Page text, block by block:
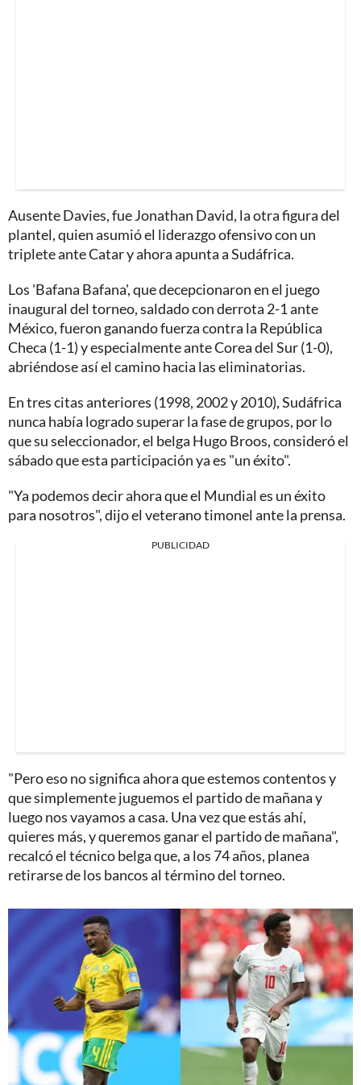
Ausente Davies, fue Jonathan David, la otra figura del
plantel, quien asumió el liderazgo ofensivo con un
triplete ante Catar y ahora apunta a Sudáfrica.
Los 'Bafana Bafana', que decepcionaron en el juego
inaugural del torneo, saldado con derrota 2-1 ante
México, fueron ganando fuerza contra la República
Checa (1-1) y especialmente ante Corea del Sur (1-0),
abriéndose así el camino hacia las eliminatorias.
En tres citas anteriores (1998, 2002 y 2010), Sudáfrica
nunca había logrado superar la fase de grupos, por lo
que su seleccionador, el belga Hugo Broos, consideró el
sábado que esta participación ya es "un éxito".
"Ya podemos decir ahora que el Mundial es un éxito
para nosotros", dijo el veterano timonel ante la prensa.
PUBLICIDAD
"Pero eso no significa ahora que estemos contentos y
que simplemente juguemos el partido de mañana y
luego nos vayamos a casa. Una vez que estás ahí,
quieres más, y queremos ganar el partido de mañana",
recalcó el técnico belga que, a los 74 años, planea
retirarse de los bancos al término del torneo.